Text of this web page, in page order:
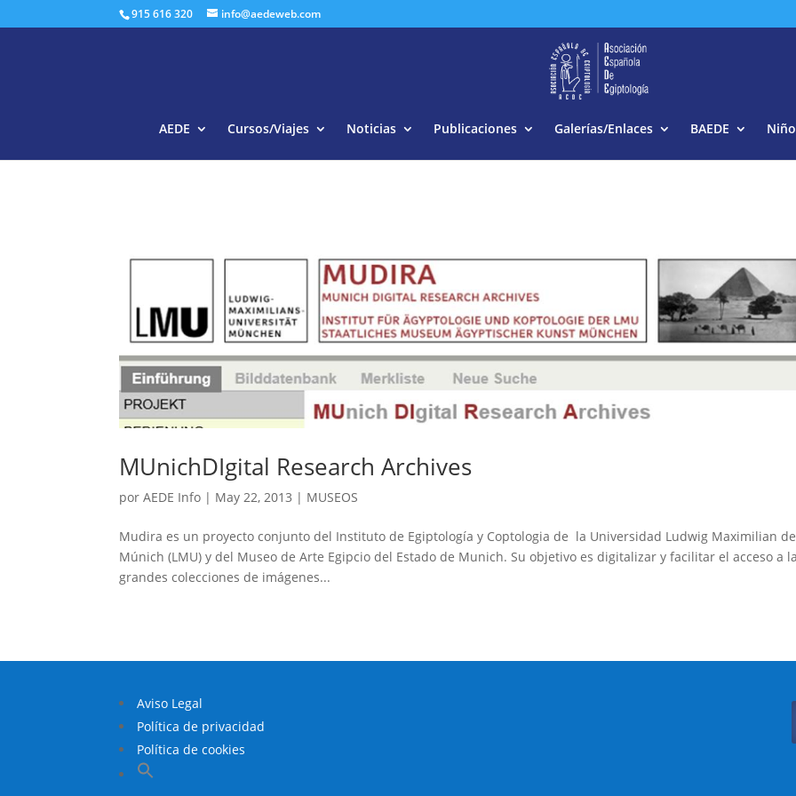
915 616 320 info@aedeweb.com
AEDE Cursos/Viajes Noticias Publicaciones Galerías/Enlaces BAEDE
MUnichDIgital Research Archives
porAEDE Info | May 22, 2013 | MUSEOS
Mudira es un proyecto conjunto del Instituto de Egiptología y Coptologia de la Universidad Ludwig Maximilian de
Múnich (LMU) y del Museo de Arte Egipcio del Estado de Munich. Su objetivo es digitalizar y facilitar el acceso a
grandes colecciones de imágenes...
Aviso Legal
Política de privacidad
Política de cookies